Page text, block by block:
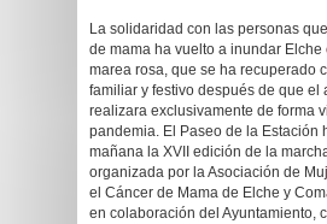
La solidaridad con las personas
de mama ha vuelto a inundar Elche
marea rosa, que se ha recuperado
familiar y festivo después de que el
realizara exclusivamente de forma
pandemia. El Paseo de la Estación
mañana la XVII edición de la
organizada por la Asociación de
el Cáncer de Mama de Elche y
en colaboración del Ayuntamiento,